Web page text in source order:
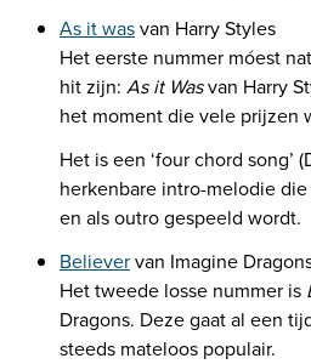
As it was
Het eerste nummer móest
hit zijn: As it Was van Harry
het moment die vele prijzen
Het is een ‘four chord song’
herkenbare intro-melodie
Believer
Het tweede losse nummer is
Dragons. Deze gaat al een
steeds mateloos populair.